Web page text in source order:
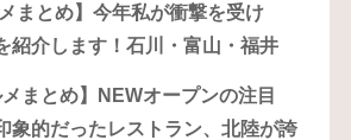
まとめ】今年私が衝撃を受け
紹介します！石川・富山・福井
メまとめ】NEWオープンの注目
象的だったレストラン、北陸が誇